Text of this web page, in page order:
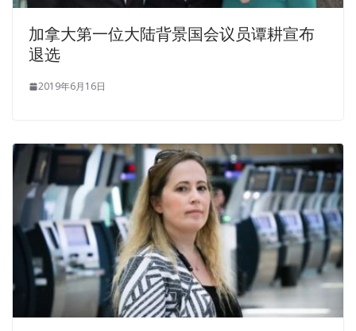
加拿大第一位大陆背景国会议员谭耕宣布
退选
2019年6月16日